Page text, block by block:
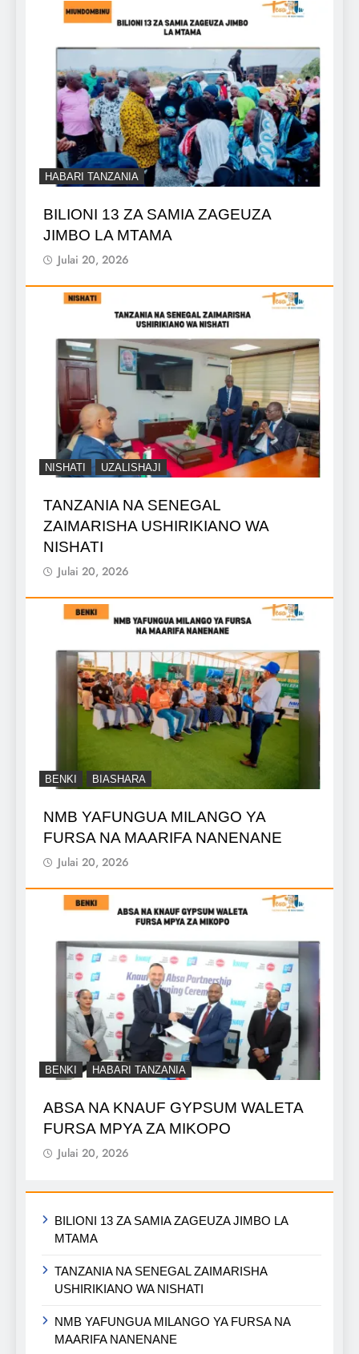
HABARI TANZANIA
BILIONI 13 ZA SAMIA ZAGEUZA
JIMBO LA MTAMA
Julai 20, 2026
NISHATI UZALISHAJI
TANZANIA NA SENEGAL
ZAIMARISHA USHIRIKIANO WA
NISHATI
Julai 20, 2026
BENKI BIASHARA
NMB YAFUNGUA MILANGO YA
FURSA NA MAARIFA NANENANE
Julai 20, 2026
BENKI HABARI TANZANIA
ABSA NA KNAUF GYPSUM WALETA
FURSA MPYA ZA MIKOPO
Julai 20, 2026
BILIONI 13 ZA SAMIA ZAGEUZA JIMBO LA
MTAMA
TANZANIA NA SENEGAL ZAIMARISHA
USHIRIKIANO WA NISHATI
NMB YAFUNGUA MILANGO YA FURSA NA
MAARIFA NANENANE